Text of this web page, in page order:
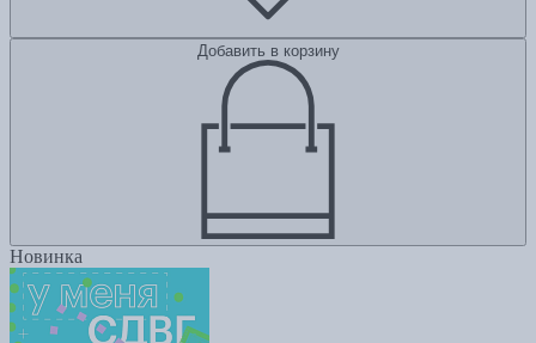
Добавить в корзину
Новинка